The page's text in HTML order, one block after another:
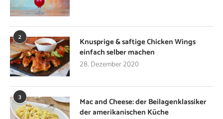
2
Knusprige & saftige Chicken Wings
einfach selber machen
28. Dezember 2020
3
Mac and Cheese: der Beilagenklassiker
der amerikanischen Küche